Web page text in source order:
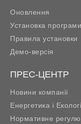
Оновлення
Установка програми
Правила установки
Демо-версія
ПРЕС-ЦЕНТР
Новини компанії
Енергетика і
Нормативне